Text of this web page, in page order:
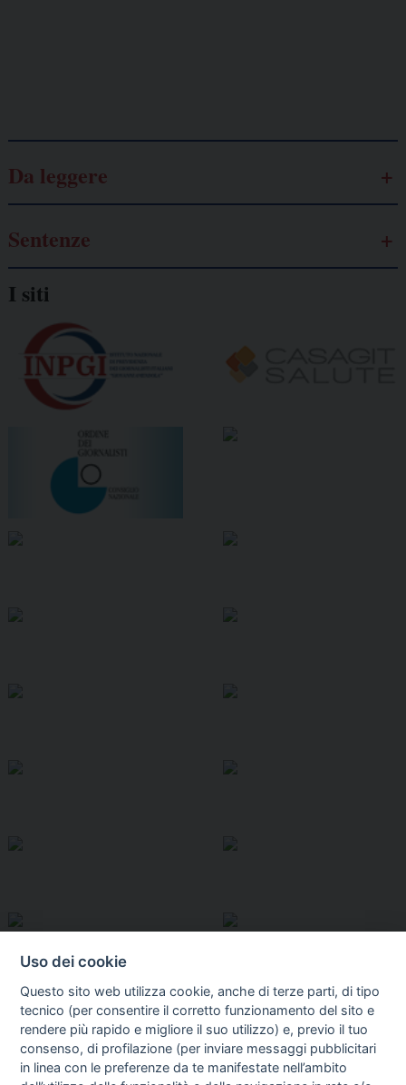
Da leggere
Sentenze
I siti
Uso dei cookie
Questo sito web utilizza cookie, anche di terze parti, di tipo
tecnico (per consentire il corretto funzionamento del sito e
rendere più rapido e migliore il suo utilizzo) e, previo il tuo
consenso, di profilazione (per inviare messaggi pubblicitari
in linea con le preferenze da te manifestate nell’ambito